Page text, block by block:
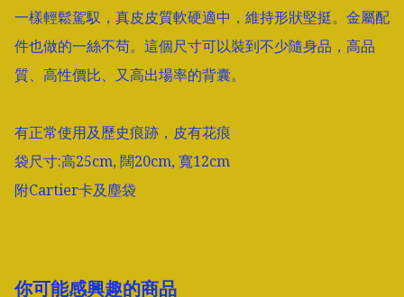
一樣輕鬆駕馭，真皮皮質軟硬適中，維持形狀堅挺。金屬配
件也做的一絲不苟。這個尺寸可以裝到不少隨身品，高品
質、高性價比、又高出場率的背囊。
有正常使用及歷史痕跡，皮有花痕
袋尺寸:高25cm, 闊20cm, 寬12cm
附Cartier卡及塵袋
你可能感興趣的商品